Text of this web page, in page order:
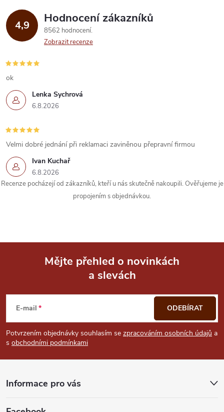
d
a
c
í
p
r
v
k
y
p
4,9 Hodnocení zákazníků
8562 hodnocení
Zobrazit recenze
Lenka Sychrová
6.8.2026
ok
Ivan Kuchař
6.8.2026
Velmi dobré jednání při reklamaci zaviněnou přepravní firmou
Recenze pocházejí od zákazníků, kteří u nás skutečně nakoupili. Ověřujeme je
propojením s objednávkou.
p
a
Mějte přehled o novinkách
a slevách
E-mail
Potvrzením objednávky souhlasím se zpracováním osobních údajů a
s obchodními podmínkami
ODEBÍRAT
Informace pro vás